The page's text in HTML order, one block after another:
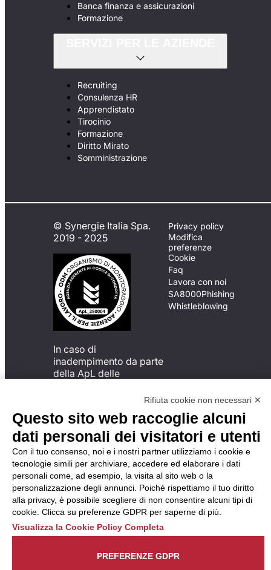
Banca finanza e assicurazioni
Formazione
Recruiting
Consulenza HR
Apprendistato
Tirocinio
Formazione
Diritto Mirato
Somministrazione
© Synergie Italia Spa.
2019 - 2025
In caso di
inadempimento da parte
della ApL delle
del Codice di Condotta, è
possibile presentare un
reclamo
all’Organismo di
Monitoraggio utilizzando
una delle modalità
descritte al seguente
indirizzo web
https://odm-
agenzielavoro.it/reclami/ .
Privacy policy
Modifica
preferenze
Cookie
Faq
Lavora con noi
SA8000Phishing
Whistleblowing
Rifiuta cookie non necessari ✕
Questo sito web raccoglie alcuni
dati personali dei visitatori e utenti
Con il tuo consenso, noi e i nostri partner utilizziamo i cookie e
tecnologie simili per archiviare, accedere ed elaborare i dati
personali come, ad esempio, la visita al sito web o la
personalizzazione degli annunci. Poiché rispettiamo il tuo diritto
alla privacy, è possibile scegliere di non consentire alcuni tipi di
cookie. Clicca su preferenze GDPR per saperne di più.
Visualizza la Cookie Policy Completa
PREFERENZE GDPR